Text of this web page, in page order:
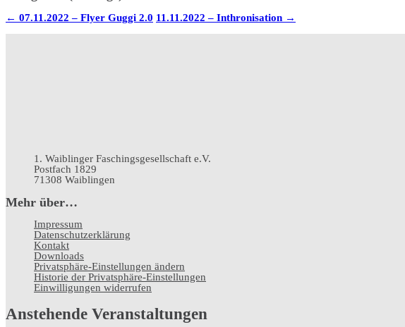
← 07.11.2022 – Flyer Guggi 2.0 11.11.2022 – Inthronisation →
1. Waiblinger Faschingsgesellschaft e.V.
Postfach 1829
71308 Waiblingen
Mehr über…
Impressum
Datenschutz­erklärung
Kontakt
Downloads
Privatsphäre-Einstellungen ändern
Historie der Privatsphäre-Einstellungen
Einwilligungen widerrufen
Anstehende Veranstaltungen